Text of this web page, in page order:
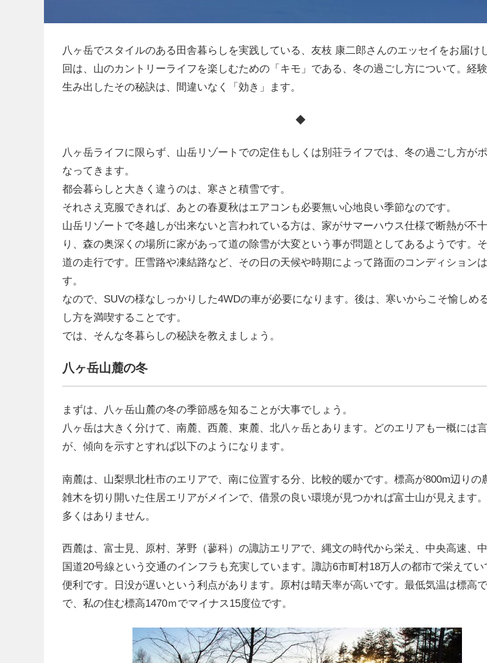
八ヶ岳でスタイルのある田舎暮らしを実践している、友枝 康二郎さんのエッセイをお届け
回は、山のカントリーライフを楽しむための「キモ」である、冬の過ごし方について。経
生み出したその秘訣は、間違いなく「効き」ます。
◆
八ヶ岳ライフに限らず、山岳リゾートでの定住もしくは別荘ライフでは、冬の過ごし方が
なってきます。
都会暮らしと大きく違うのは、寒さと積雪です。
それさえ克服できれば、あとの春夏秋はエアコンも必要無い心地良い季節なのです。
山岳リゾートで冬越しが出来ないと言われている方は、家がサマーハウス仕様で断熱が不
り、森の奥深くの場所に家があって道の除雪が大変という事が問題としてあるようです。
道の走行です。圧雪路や凍結路など、その日の天候や時期によって路面のコンディション
す。
なので、SUVの様なしっかりした4WDの車が必要になります。後は、寒いからこそ愉しめ
し方を満喫することです。
では、そんな冬暮らしの秘訣を教えましょう。
八ヶ岳山麓の冬
まずは、八ヶ岳山麓の冬の季節感を知ることが大事でしょう。
八ヶ岳は大きく分けて、南麓、西麓、東麓、北八ヶ岳とあります。どのエリアも一概には
が、傾向を示すとすれば以下のようになります。
南麓は、山梨県北杜市のエリアで、南に位置する分、比較的暖かです。標高が800m辺りの
雑木を切り開いた住居エリアがメインで、借景の良い環境が見つかれば富士山が見えます
多くはありません。
西麓は、富士見、原村、茅野（蓼科）の諏訪エリアで、縄文の時代から栄え、中央高速、中
国道20号線という交通のインフラも充実しています。諏訪6市町村18万人の都市で栄えてい
便利です。日没が遅いという利点があります。原村は晴天率が高いです。最低気温は標高
で、私の住む標高1470ｍでマイナス15度位です。